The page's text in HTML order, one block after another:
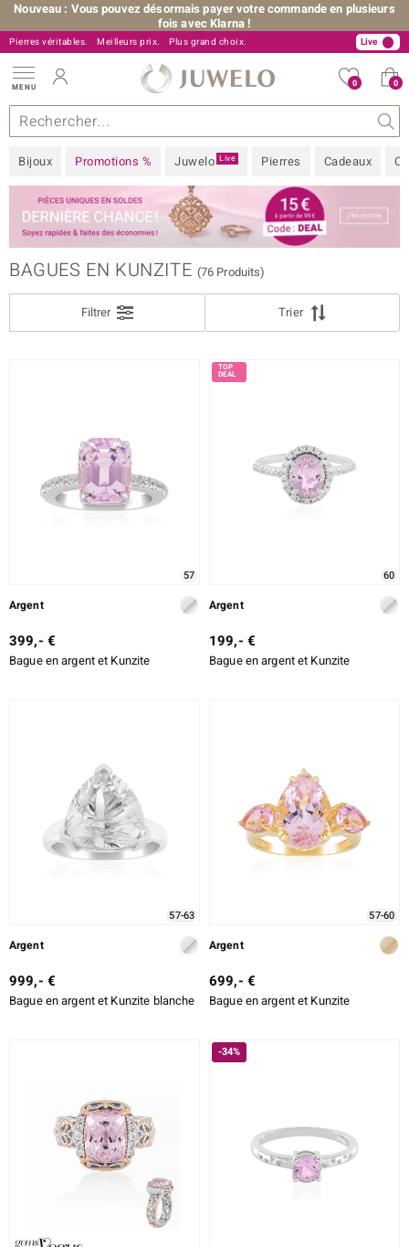
Nouveau : Vous pouvez désormais payer votre commande en plusieurs
fois avec Klarna !
Pierres véritables. Meilleurs prix. Plus grand choix.
+33 805 34 34 34 Live
MENU 0 0
Bijoux Promotions % JuweloLive Pierres Cadeaux
Métal Précieux
Pierres préférées
Bon à savoir
BAGUES EN KUNZITE (76 Produits)
Trier
Filtrer
DÉNOMINATION EXACTE
MÉTAL PRÉCIEUX
COULEUR DE PIERRE
PRIX
TAILLE DE BAGUE
TAILLE EXACTE
Fermer
57
Argent
399,- €
Bague en argent et Kunzite
60
Argent
199,- €
Bague en argent et Kunzite
57-63
Argent
999,- €
Bague en argent et Kunzite blanche
57-60
Argent
699,- €
Bague en argent et Kunzite
-34%